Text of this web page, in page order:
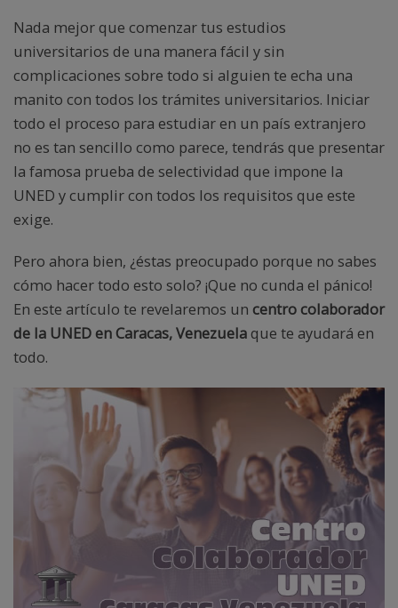
Nada mejor que comenzar tus estudios
universitarios de una manera fácil y sin
complicaciones sobre todo si alguien te echa una
manito con todos los trámites universitarios. Iniciar
todo el proceso para estudiar en un país extranjero
no es tan sencillo como parece, tendrás que presentar
la famosa prueba de selectividad que impone la
UNED y cumplir con todos los requisitos que este
exige.
Pero ahora bien, ¿éstas preocupado porque no sabes
cómo hacer todo esto solo? ¡Que no cunda el pánico!
En este artículo te revelaremos un centro colaborador
de la UNED en Caracas, Venezuelaque te ayudará en
todo.